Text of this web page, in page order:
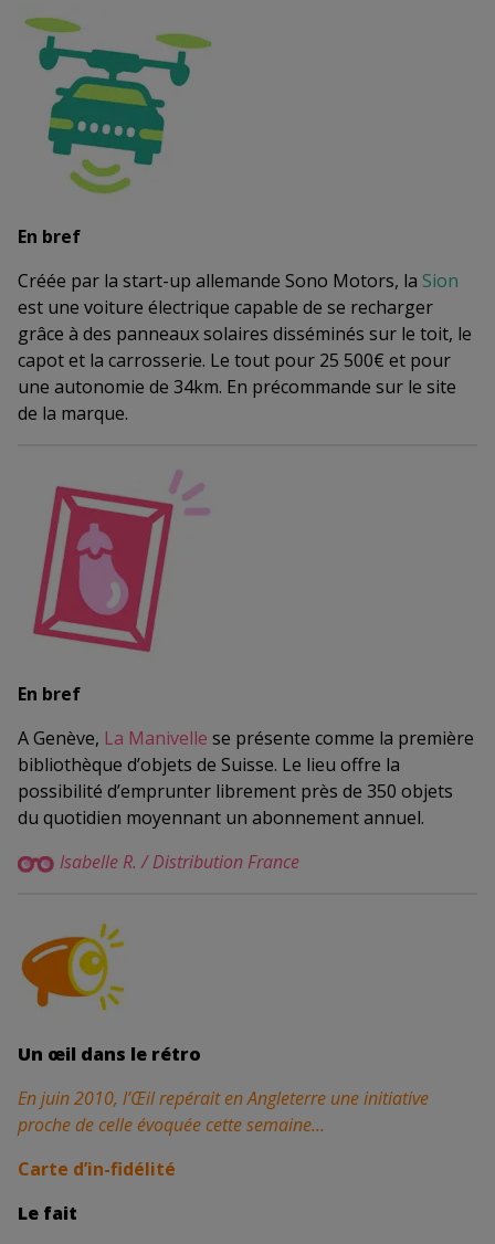
En bref
Créée par la start-up allemande Sono Motors, la Sion
est une voiture électrique capable de se recharger
grâce à des panneaux solaires disséminés sur le toit, le
capot et la carrosserie. Le tout pour 25 500€ et pour
une autonomie de 34km. En précommande sur le site
de la marque.
En bref
A Genève, La Manivelle se présente comme la première
bibliothèque d’objets de Suisse. Le lieu offre la
possibilité d’emprunter librement près de 350 objets
du quotidien moyennant un abonnement annuel.
Isabelle R. / Distribution France
Un œil dans le rétro
En juin 2010, l’Œil repérait en Angleterre une initiative
proche de celle évoquée cette semaine…
Carte d’in-fidélité
Le fait